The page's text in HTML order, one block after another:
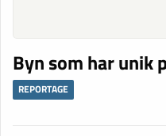
Byn som har unik
REPORTAGE